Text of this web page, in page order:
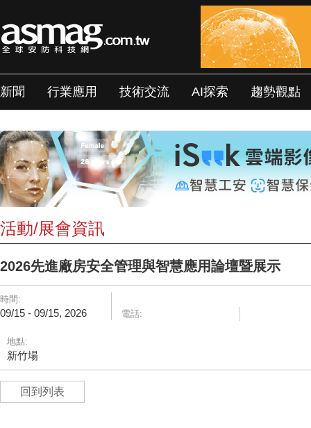
新聞 行業應用 技術交流 AI探索 趨勢觀點
活動/展會資訊
2026先進廠房安全管理與智慧應用論壇暨展示
時間:
09/15 - 09/15, 2026 電話:
地點:
新竹場
回到列表